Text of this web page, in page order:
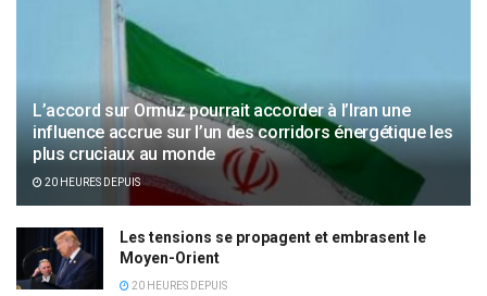
L’accord sur Ormuz pourrait accorder à l’Iran une
influence accrue sur l’un des corridors énergétique les
plus cruciaux au monde
20 HEURES DEPUIS
Les tensions se propagent et embrasent le
Moyen-Orient
20 HEURES DEPUIS